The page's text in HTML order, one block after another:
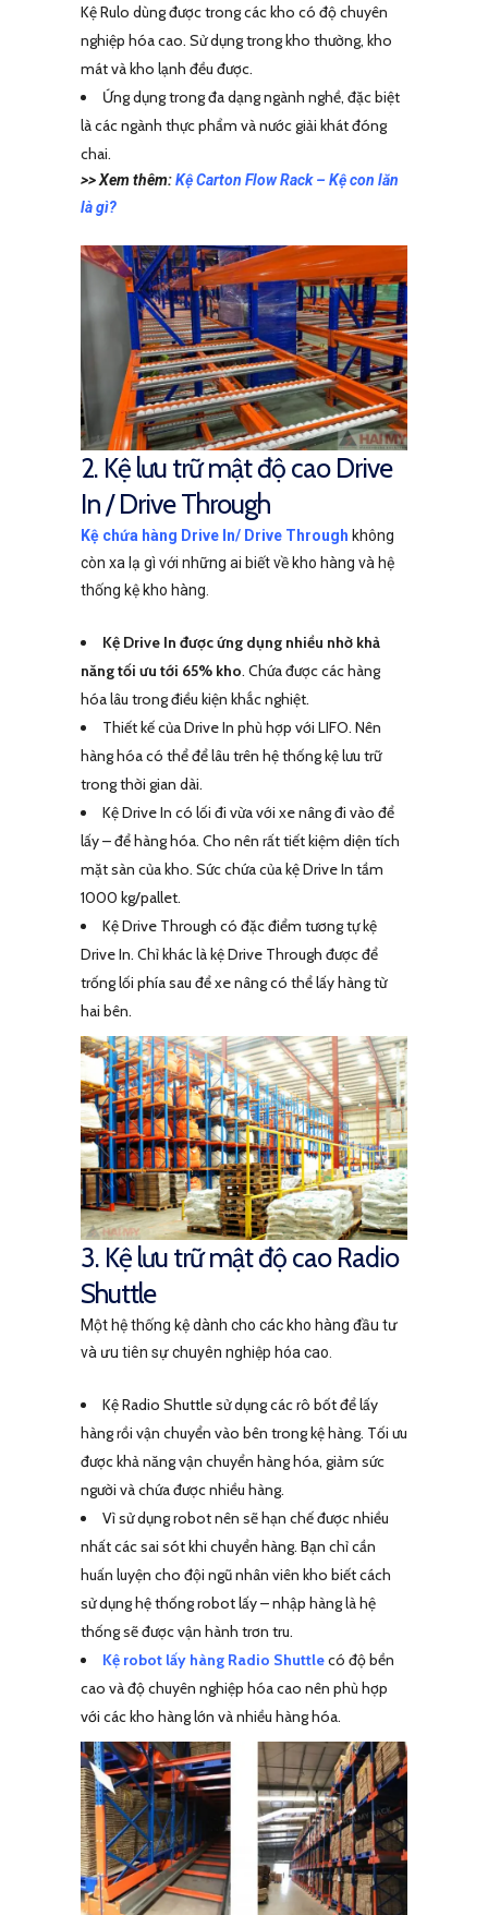
Kệ Rulo dùng được trong các kho có độ chuyên
nghiệp hóa cao. Sử dụng trong kho thường, kho
mát và kho lạnh đều được.
Ứng dụng trong đa dạng ngành nghề, đặc biệt
là các ngành thực phẩm và nước giải khát đóng
chai.
>> Xem thêm:Kệ Carton Flow Rack – Kệ con lăn
là gì?
2. Kệ lưu trữ mật độ cao Drive
In / Drive Through
Kệ chứa hàng Drive In/ Drive Through không
còn xa lạ gì với những ai biết về kho hàng và hệ
thống kệ kho hàng.
Kệ Drive In được ứng dụng nhiều nhờ khả
năng tối ưu tới 65% kho. Chứa được các hàng
hóa lâu trong điều kiện khắc nghiệt.
Thiết kế của Drive In phù hợp với LIFO. Nên
hàng hóa có thể để lâu trên hệ thống kệ lưu trữ
trong thời gian dài.
Kệ Drive In có lối đi vừa với xe nâng đi vào để
lấy – để hàng hóa. Cho nên rất tiết kiệm diện tích
mặt sàn của kho. Sức chứa của kệ Drive In tầm
1000 kg/pallet.
Kệ Drive Through có đặc điểm tương tự kệ
Drive In. Chỉ khác là kệ Drive Through được để
trống lối phía sau để xe nâng có thể lấy hàng từ
hai bên.
3. Kệ lưu trữ mật độ cao Radio
Shuttle
Một hệ thống kệ dành cho các kho hàng đầu tư
và ưu tiên sự chuyên nghiệp hóa cao.
Kệ Radio Shuttle sử dụng các rô bốt để lấy
hàng rồi vận chuyển vào bên trong kệ hàng. Tối ưu
được khả năng vận chuyển hàng hóa, giảm sức
người và chứa được nhiều hàng.
Vì sử dụng robot nên sẽ hạn chế được nhiều
nhất các sai sót khi chuyển hàng. Bạn chỉ cần
huấn luyện cho đội ngũ nhân viên kho biết cách
sử dụng hệ thống robot lấy – nhập hàng là hệ
thống sẽ được vận hành trơn tru.
Kệ robot lấy hàng Radio Shuttlecó độ bền
cao và độ chuyên nghiệp hóa cao nên phù hợp
với các kho hàng lớn và nhiều hàng hóa.